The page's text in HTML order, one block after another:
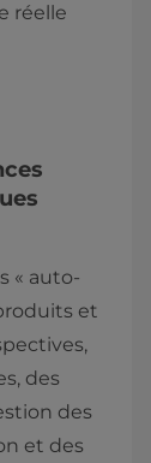
réelle
« auto-
et
des
des
et des